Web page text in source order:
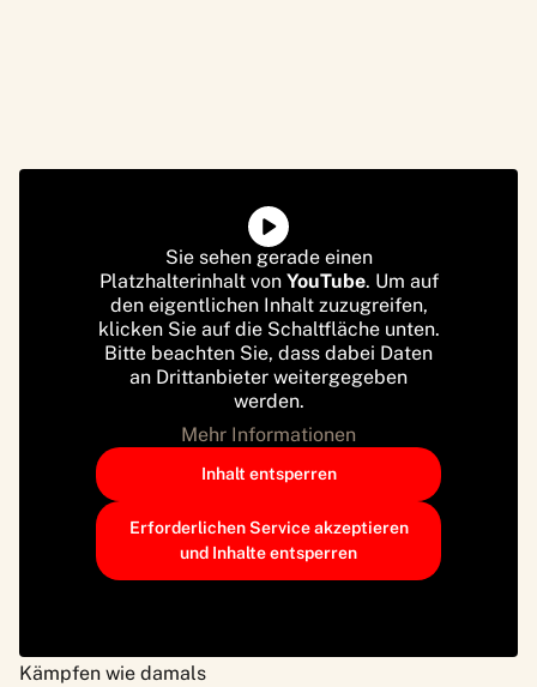
Sie sehen gerade einen
Platzhalterinhalt von YouTube. Um auf
den eigentlichen Inhalt zuzugreifen,
klicken Sie auf die Schaltfläche unten.
Bitte beachten Sie, dass dabei Daten
an Drittanbieter weitergegeben
werden.
Mehr Informationen
Inhalt entsperren
Erforderlichen Service akzeptieren
und Inhalte entsperren
Kämpfen wie damals